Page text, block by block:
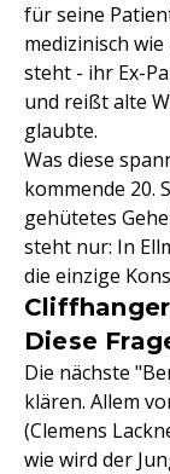
für seine
medizinisch
steht - ihr Ex-
und reißt alte
glaubte.
Was diese
kommende 20.
gehütetes
steht nur: In
die einzige
Diese
Die nächste
klären. Allem
(Clemens
wie wird der